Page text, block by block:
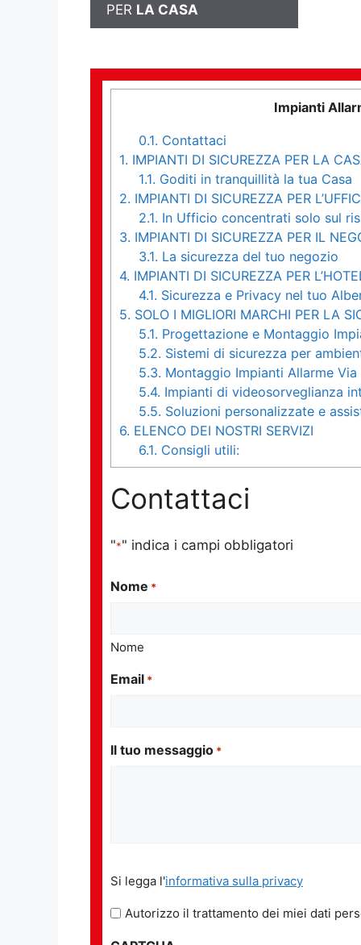
PER LA CASA
Impianti
0.1. Contattaci
1. IMPIANTI DI SICUREZZA PER LA
1.1. Goditi in tranquillità la tua Casa
2. IMPIANTI DI SICUREZZA PER
2.1. In Ufficio concentrati solo sul
3. IMPIANTI DI SICUREZZA PER IL
3.1. La sicurezza del tuo negozio
4. IMPIANTI DI SICUREZZA PER
4.1. Sicurezza e Privacy nel tuo
5. SOLO I MIGLIORI MARCHI PER LA
5.1. Progettazione e Montaggio
5.2. Sistemi di sicurezza per
5.3. Montaggio Impianti Allarme
5.4. Impianti di videosorveglianza
5.5. Soluzioni personalizzate e
6. ELENCO DEI NOSTRI SERVIZI
6.1. Consigli utili:
Contattaci
"*" indica i campi obbligatori
Nome *
Nome
Email *
Il tuo messaggio *
legga
l'informativa
Si legga l'informativa sulla privacy
Autorizzo il trattamento dei miei dati